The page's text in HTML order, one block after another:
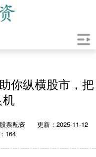
你纵横股市，把
票配资
更新：2025-11-12
164